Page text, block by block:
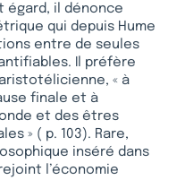
égard, il dénonce
qui depuis Hume
entre de seules
Il préfère
« à
finale et à
et des êtres
» ( p. 103). Rare,
inséré dans
l’économie